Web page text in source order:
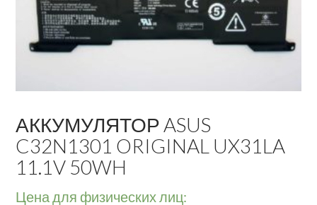
АККУМУЛЯТОР ASUS
C32N1301 ORIGINAL UX31LA
11.1V 50WH
Цена для физических лиц: